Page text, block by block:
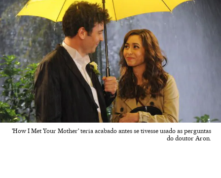
'How I Met Your Mother' teria acabado antes se tivesse usado as perguntas
do doutor Aron.